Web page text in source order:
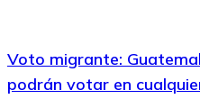
Voto migrante:
podrán votar en